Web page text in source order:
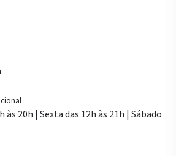
às 20h | Sexta das 12h às 21h | Sábado